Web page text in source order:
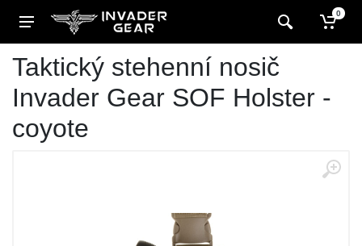
0
Taktický stehenní nosič
Invader Gear SOF Holster -
coyote